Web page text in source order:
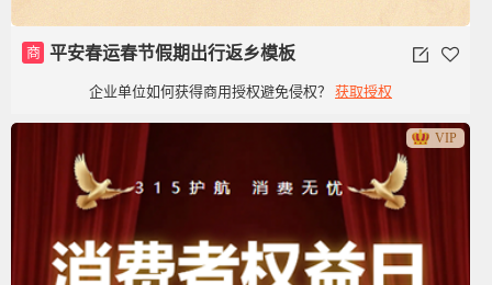
商 平安春运春节假期出行返乡模板
企业单位如何获得商用授权避免侵权？ 获取授权
VIP